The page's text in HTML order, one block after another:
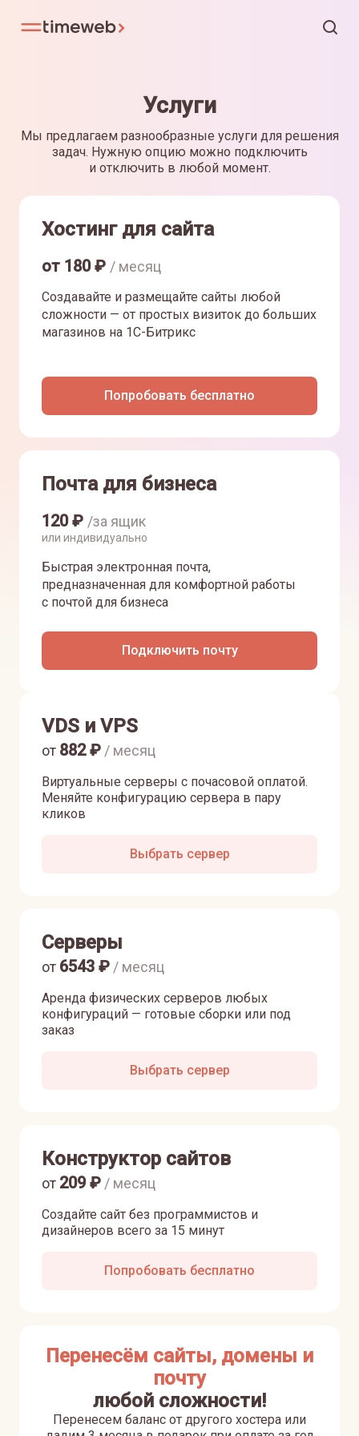
Услуги
Мы предлагаем разнообразные услуги для решения
задач. Нужную опцию можно подключить
и отключить в любой момент.
Хостинг для сайта
от 180₽ / месяц
Создавайте и размещайте сайты любой
сложности — от простых визиток до больших
магазинов на 1С-Битрикс
Попробовать бесплатно
Почта для бизнеса
120₽ /за ящик
или индивидуально
Быстрая электронная почта,
предназначенная для комфортной работы
с почтой для бизнеса
Подключить почту
VDS и VPS
Виртуальные серверы с почасовой оплатой.
Меняйте конфигурацию сервера в пару
кликов
от 882₽ / месяц
Выбрать сервер
Серверы
Аренда физических серверов любых
конфигураций — готовые сборки или под
заказ
от 6543 ₽ / месяц
Выбрать сервер
Конструктор сайтов
Создайте сайт без программистов и
дизайнеров всего за 15 минут
от 209₽ / месяц
Попробовать бесплатно
Перенесём сайты, домены и
почту
любой сложности!
Перенесем баланс от другого хостера или